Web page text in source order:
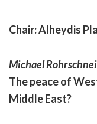
Chair: Alheydis
Michael
The peace of
Middle East?